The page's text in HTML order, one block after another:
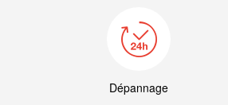
Dépannage